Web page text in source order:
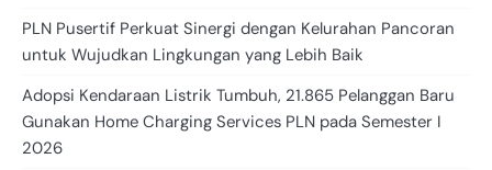
PLN Pusertif Perkuat Sinergi dengan Kelurahan Pancoran
untuk Wujudkan Lingkungan yang Lebih Baik
Adopsi Kendaraan Listrik Tumbuh, 21.865 Pelanggan Baru
Gunakan Home Charging Services PLN pada Semester I
2026